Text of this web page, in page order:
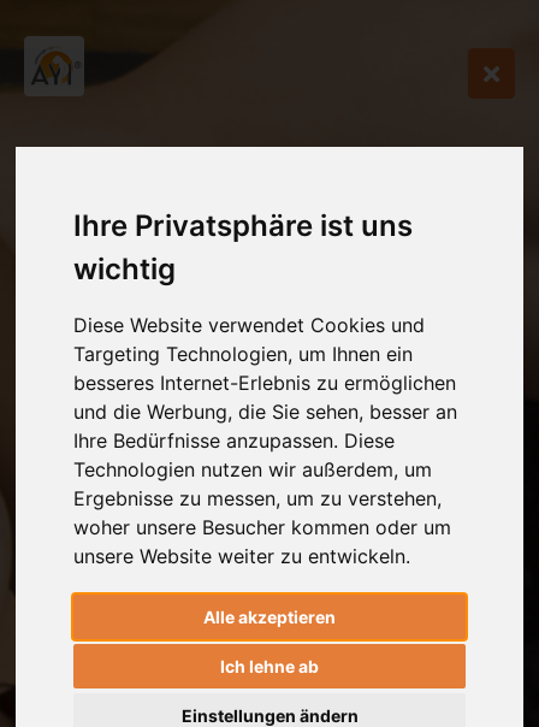
Ihre Privatsphäre ist uns
wichtig
Diese Website verwendet Cookies und
Targeting Technologien, um Ihnen ein
besseres Internet-Erlebnis zu ermöglichen
und die Werbung, die Sie sehen, besser an
Ihre Bedürfnisse anzupassen. Diese
Technologien nutzen wir außerdem, um
Ergebnisse zu messen, um zu verstehen,
woher unsere Besucher kommen oder um
unsere Website weiter zu entwickeln.
Alle akzeptieren
Ich lehne ab
Einstellungen ändern